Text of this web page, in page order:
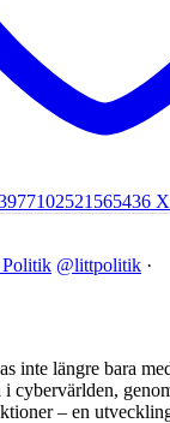
X
@littpolitik ·
inte längre bara
i cybervärlden,
– en